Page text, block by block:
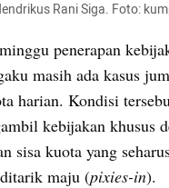
Rani Siga. Foto:
penerapan
masih ada kasus
harian. Kondisi
kebijakan khusus
sisa kuota yang
maju (pixies-in).